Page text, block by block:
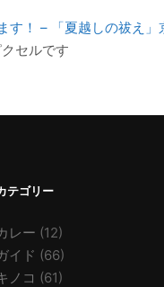
す！ – 「夏越しの祓え
クセルです
テゴリー
レー (12)
イド (66)
ノコ (61)